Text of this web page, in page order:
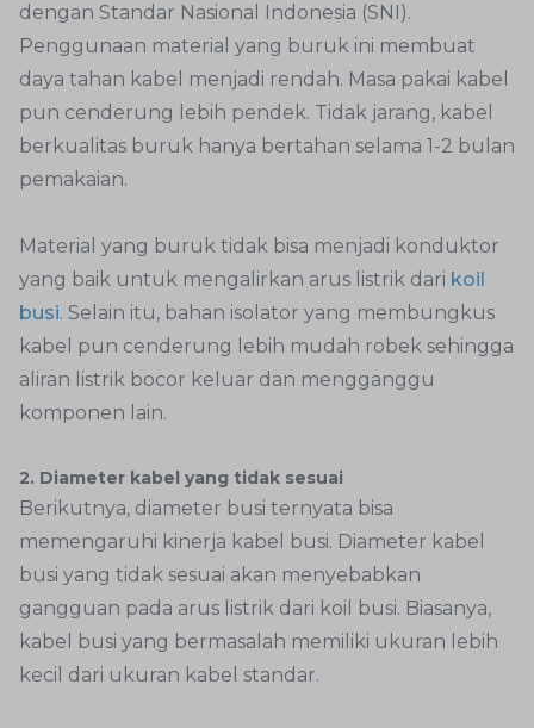
dengan Standar Nasional Indonesia (SNI).
Penggunaan material yang buruk ini membuat
daya tahan kabel menjadi rendah. Masa pakai kabel
pun cenderung lebih pendek. Tidak jarang, kabel
berkualitas buruk hanya bertahan selama 1-2 bulan
pemakaian.
Material yang buruk tidak bisa menjadi konduktor
yang baik untuk mengalirkan arus listrik dari koil
busi. Selain itu, bahan isolator yang membungkus
kabel pun cenderung lebih mudah robek sehingga
aliran listrik bocor keluar dan mengganggu
komponen lain.
2. Diameter kabel yang tidak sesuai
Berikutnya, diameter busi ternyata bisa
memengaruhi kinerja kabel busi. Diameter kabel
busi yang tidak sesuai akan menyebabkan
gangguan pada arus listrik dari koil busi. Biasanya,
kabel busi yang bermasalah memiliki ukuran lebih
kecil dari ukuran kabel standar.